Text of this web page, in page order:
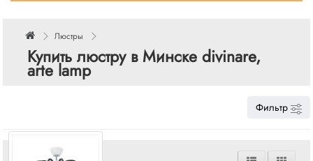
Люстры
Купить люстру в Минске divinare,
arte lamp
Фильтр
Сравнения